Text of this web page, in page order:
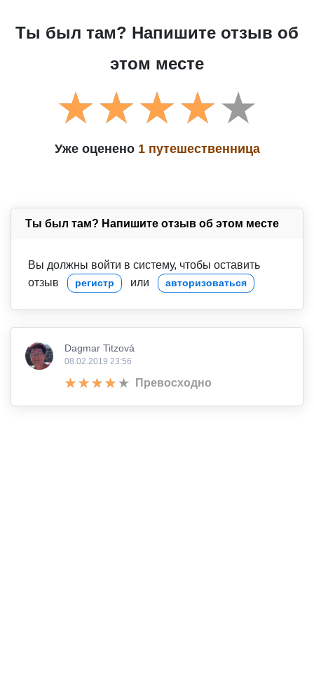
Ты был там? Напишите отзыв об
этом месте
Уже оценено 1 путешественница
Ты был там? Напишите отзыв об этом месте
Вы должны войти в систему, чтобы оставить
отзыв
регистр или авторизоваться
Dagmar Titzová
08.02.2019 23:56
Превосходно